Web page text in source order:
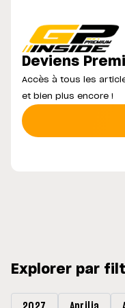
Deviens
Accès à tous les
et bien plus encore !
Explorer par